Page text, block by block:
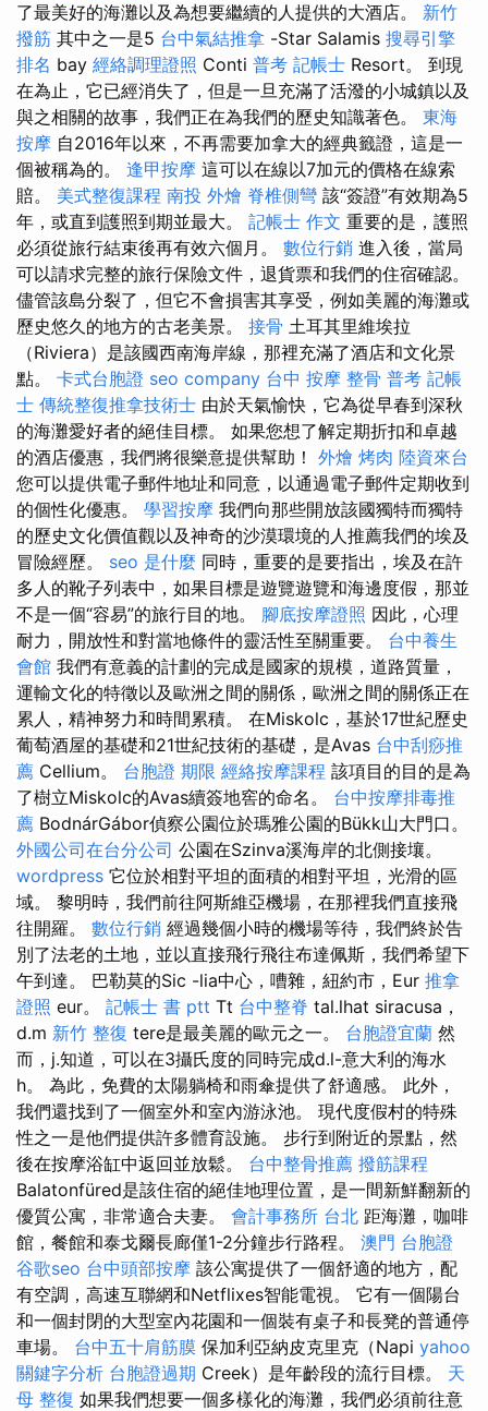
了最美好的海灘以及為想要繼續的人提供的大酒店。 新竹
撥筋 其中之一是5 台中氣結推拿 -Star Salamis 搜尋引擎
排名 bay 經絡調理證照 Conti 普考 記帳士 Resort。 到現
在為止，它已經消失了，但是一旦充滿了活潑的小城鎮以及
與之相關的故事，我們正在為我們的歷史知識著色。 東海
按摩 自2016年以來，不再需要加拿大的經典籤證，這是一
個被稱為的。 逢甲按摩 這可以在線以7加元的價格在線索
賠。 美式整復課程 南投 外燴 脊椎側彎 該“簽證”有效期為5
年，或直到護照到期並最大。 記帳士 作文 重要的是，護照
必須從旅行結束後再有效六個月。 數位行銷 進入後，當局
可以請求完整的旅行保險文件，退貨票和我們的住宿確認。
儘管該島分裂了，但它不會損害其享受，例如美麗的海灘或
歷史悠久的地方的古老美景。 接骨 土耳其里維埃拉
（Riviera）是該國西南海岸線，那裡充滿了酒店和文化景
點。 卡式台胞證 seo company 台中 按摩 整骨 普考 記帳
士 傳統整復推拿技術士 由於天氣愉快，它為從早春到深秋
的海灘愛好者的絕佳目標。 如果您想了解定期折扣和卓越
的酒店優惠，我們將很樂意提供幫助！ 外燴 烤肉 陸資來台
您可以提供電子郵件地址和同意，以通過電子郵件定期收到
的個性化優惠。 學習按摩 我們向那些開放該國獨特而獨特
的歷史文化價值觀以及神奇的沙漠環境的人推薦我們的埃及
冒險經歷。 seo 是什麼 同時，重要的是要指出，埃及在許
多人的靴子列表中，如果目標是遊覽遊覽和海邊度假，那並
不是一個“容易”的旅行目的地。 腳底按摩證照 因此，心理
耐力，開放性和對當地條件的靈活性至關重要。 台中養生
會館 我們有意義的計劃的完成是國家的規模，道路質量，
運輸文化的特徵以及歐洲之間的關係，歐洲之間的關係正在
累人，精神努力和時間累積。 在Miskolc，基於17世紀歷史
葡萄酒屋的基礎和21世紀技術的基礎，是Avas 台中刮痧推
薦 Cellium。 台胞證 期限 經絡按摩課程 該項目的目的是為
了樹立Miskolc的Avas續簽地窖的命名。 台中按摩排毒推
薦 BodnárGábor偵察公園位於瑪雅公園的Bükk山大門口。
外國公司在台分公司 公園在Szinva溪海岸的北側接壤。
wordpress 它位於相對平坦的面積的相對平坦，光滑的區
域。 黎明時，我們前往阿斯維亞機場，在那裡我們直接飛
往開羅。 數位行銷 經過幾個小時的機場等待，我們終於告
別了法老的土地，並以直接飛行飛往布達佩斯，我們希望下
午到達。 巴勒莫的Sic -lia中心，嘈雜，紐約市，Eur 推拿
證照 eur。 記帳士 書 ptt Tt 台中整脊 tal.lhat siracusa，
d.m 新竹 整復 tere是最美麗的歐元之一。 台胞證宜蘭 然
而，j.知道，可以在3攝氏度的同時完成d.l-意大利的海水
h。 為此，免費的太陽躺椅和雨傘提供了舒適感。 此外，
我們還找到了一個室外和室內游泳池。 現代度假村的特殊
性之一是他們提供許多體育設施。 步行到附近的景點，然
後在按摩浴缸中返回並放鬆。 台中整骨推薦 撥筋課程
Balatonfüred是該住宿的絕佳地理位置，是一間新鮮翻新的
優質公寓，非常適合夫妻。 會計事務所 台北 距海灘，咖啡
館，餐館和泰戈爾長廊僅1-2分鐘步行路程。 澳門 台胞證
谷歌seo 台中頭部按摩 該公寓提供了一個舒適的地方，配
有空調，高速互聯網和Netflixes智能電視。 它有一個陽台
和一個封閉的大型室內花園和一個裝有桌子和長凳的普通停
車場。 台中五十肩筋膜 保加利亞納皮克里克（Napi yahoo
關鍵字分析 台胞證過期 Creek）是年齡段的流行目標。 天
母 整復 如果我們想要一個多樣化的海灘，我們必須前往意